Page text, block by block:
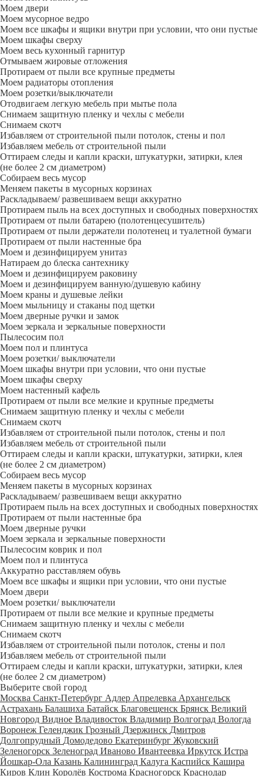
Моем двери
Моем мусорное ведро
Моем все шкафы и ящики внутри при условии, что они пустые
Моем шкафы сверху
Моем весь кухонный гарнитур
Отмываем жировые отложения
Протираем от пыли все крупные предметы
Моем радиаторы отопления
Моем розетки/выключатели
Отодвигаем легкую мебель при мытье пола
Снимаем защитную пленку и чехлы с мебели
Снимаем скотч
Избавляем от строительной пыли потолок, стены и пол
Избавляем мебель от строительной пыли
Оттираем следы и капли краски, штукатурки, затирки, клея
(не более 2 см диаметром)
Собираем весь мусор
Меняем пакеты в мусорных корзинах
Раскладываем/ развешиваем вещи аккуратно
Протираем пыль на всех доступных и свободных поверхностях
Протираем от пыли батарею (полотенцесушитель)
Протираем от пыли держатели полотенец и туалетной бумаги
Протираем от пыли настенные бра
Моем и дезинфицируем унитаз
Натираем до блеска сантехнику
Моем и дезинфицируем раковину
Моем и дезинфицируем ванную/душевую кабину
Моем краны и душевые лейки
Моем мыльницу и стаканы под щетки
Моем дверные ручки и замок
Моем зеркала и зеркальные поверхности
Пылесосим пол
Моем пол и плинтуса
Моем розетки/ выключатели
Моем шкафы внутри при условии, что они пустые
Моем шкафы сверху
Моем настенный кафель
Протираем от пыли все мелкие и крупные предметы
Снимаем защитную пленку и чехлы с мебели
Снимаем скотч
Избавляем от строительной пыли потолок, стены и пол
Избавляем мебель от строительной пыли
Оттираем следы и капли краски, штукатурки, затирки, клея
(не более 2 см диаметром)
Собираем весь мусор
Меняем пакеты в мусорных корзинах
Раскладываем/ развешиваем вещи аккуратно
Протираем пыль на всех доступных и свободных поверхностях
Протираем от пыли настенные бра
Моем дверные ручки
Моем зеркала и зеркальные поверхности
Пылесосим коврик и пол
Моем пол и плинтуса
Аккуратно расставляем обувь
Моем все шкафы и ящики при условии, что они пустые
Моем двери
Моем розетки/ выключатели
Протираем от пыли все мелкие и крупные предметы
Снимаем защитную пленку и чехлы с мебели
Снимаем скотч
Избавляем от строительной пыли потолок, стены и пол
Избавляем мебель от строительной пыли
Оттираем следы и капли краски, штукатурки, затирки, клея
(не более 2 см диаметром)
Выберите свой город
Москва Санкт-Петербург Адлер Апрелевка Архангельск
Астрахань Балашиха Батайск Благовещенск Брянск Великий
Новгород Видное Владивосток Владимир Волгоград Вологда
Воронеж Геленджик Грозный Дзержинск Дмитров
Долгопрудный Домодедово Екатеринбург Жуковский
Зеленогорск Зеленоград Иваново Ивантеевка Иркутск Истра
Йошкар-Ола Казань Калининград Калуга Каспийск Кашира
Киров Клин Королёв Кострома Красногорск Краснодар